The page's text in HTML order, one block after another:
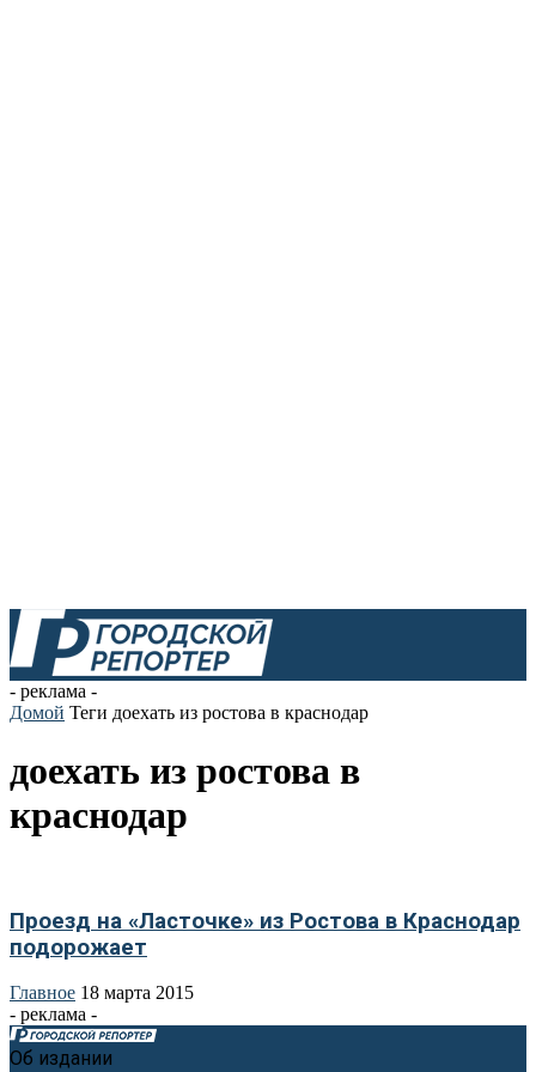
- реклама -
Домой Теги доехать из ростова в краснодар
доехать из ростова в
краснодар
Проезд на «Ласточке» из Ростова в Краснодар
подорожает
Главное 18 марта 2015
- реклама -
Об издании